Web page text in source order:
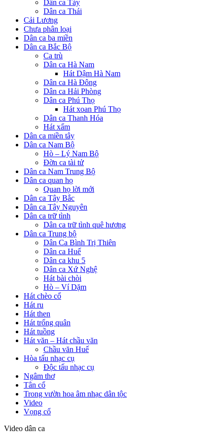
Dân ca Tày
Dân ca Thái
Cải Lương
Chưa phân loại
Dân ca ba miền
Dân ca Bắc Bộ
Ca trù
Dân ca Hà Nam
Hát Dậm Hà Nam
Dân ca Hà Đông
Dân ca Hải Phòng
Dân ca Phú Thọ
Hát xoan Phú Thọ
Dân ca Thanh Hóa
Hát xẩm
Dân ca miền tây
Dân ca Nam Bộ
Hò – Lý Nam Bộ
Đờn ca tài tử
Dân ca Nam Trung Bộ
Dân ca quan họ
Quan họ lời mới
Dân ca Tây Bắc
Dân ca Tây Nguyên
Dân ca trữ tình
Dân ca trữ tình quê hương
Dân ca Trung bộ
Dân Ca Bình Trị Thiên
Dân ca Huế
Dân ca khu 5
Dân ca Xứ Nghệ
Hát bài chòi
Hò – Ví Dặm
Hát chèo cổ
Hát ru
Hát then
Hát trống quân
Hát tuồng
Hát văn – Hát chầu văn
Chầu văn Huế
Hòa tấu nhạc cụ
Độc tấu nhạc cụ
Ngâm thơ
Tân cổ
Trong vườn hoa âm nhạc dân tộc
Video
Vọng cổ
Video dân ca